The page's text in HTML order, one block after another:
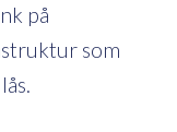
på
som